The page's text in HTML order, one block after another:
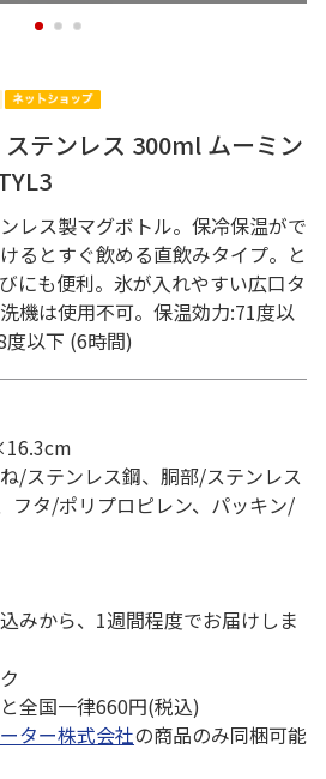
1 2 3
テンレス 300ml ムーミン
レス製マグボトル。保冷保温がで
るとすぐ飲める直飲みタイプ。と
にも便利。氷が入れやすい広口タ
機は使用不可。保温効力:71度以
以下 (6時間)
/ステンレス鋼、胴部/ステンレス
フタ/ポリプロピレン、パッキン/
みから、1週間程度でお届けしま
全国一律660円(税込)
ター株式会社の商品のみ同梱可能